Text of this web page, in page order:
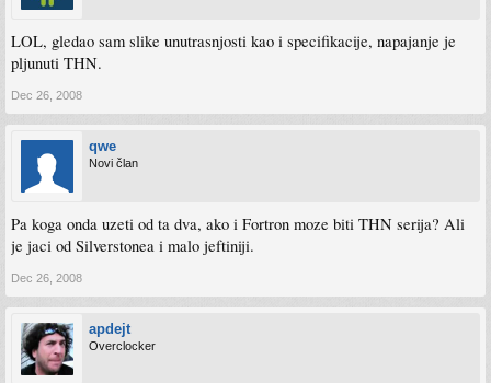
LOL, gledao sam slike unutrasnjosti kao i specifikacije, napajanje je
pljunuti THN.
Dec 26, 2008
qwe
Novi član
Pa koga onda uzeti od ta dva, ako i Fortron moze biti THN serija? Ali
je jaci od Silverstonea i malo jeftiniji.
Dec 26, 2008
apdejt
Overclocker